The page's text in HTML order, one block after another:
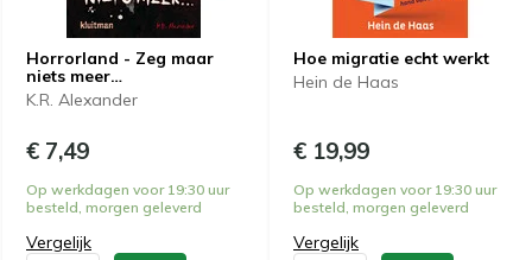
Horrorland - Zeg maar
niets meer…
K.R. Alexander
€ 7,49
Op werkdagen voor 19:30 uur
besteld, morgen geleverd
Vergelijk
Hoe migratie echt werkt
Hein de Haas
€ 19,99
Op werkdagen voor 19:30 uur
besteld, morgen geleverd
Vergelijk